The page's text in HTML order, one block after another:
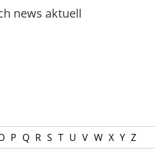
news aktuell
P Q R S T U V W X Y Z